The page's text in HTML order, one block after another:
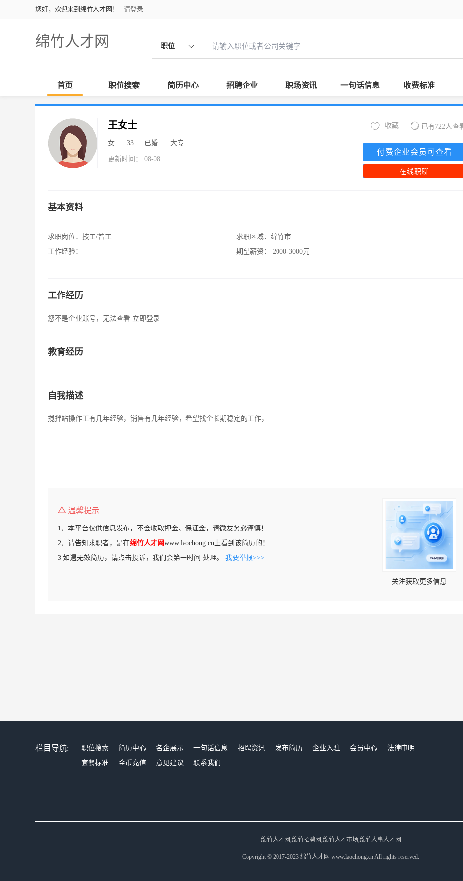
您好，欢迎来到绵竹人才网！ 请登录
绵竹人才网 职位
首页 职位搜索 简历中心 招聘企业 职场资讯 一句话信息 收费标准
王女士
女 33 已婚 大专
更新时间： 08-08
已有722人查
收藏
付费企业会员可查看
在线职聊
基本资料
求职岗位： 技工/普工
工作经验：
求职区域： 绵竹市
期望薪资：
2000-3000元
工作经历
您不是企业账号，无法查看 立即登录
教育经历
自我描述
搅拌站操作工有几年经验，销售有几年经验，希望找个长期稳定的工作，
温馨提示
1、本平台仅供信息发布，不会收取押金、保证金，请微友务必谨慎！
2、请告知求职者，是在绵竹人才网www.laochong.cn上看到该简历的！
3.如遇无效简历，请点击投诉，我们会第一时间 处理。 我要举报>>>
关注获取更多信息
栏目导航: 职位搜索 简历中心 名企展示 一句话信息 招聘资讯 发布简历 企业入驻 会员中心
法律申明
套餐标准
金币充值 意见建议 联系我们
绵竹人才网,绵竹招聘网,绵竹人才市场,绵竹人事人才网
Copyright © 2017-2023 绵竹人才网 www.laochong.cn All rights reserved.